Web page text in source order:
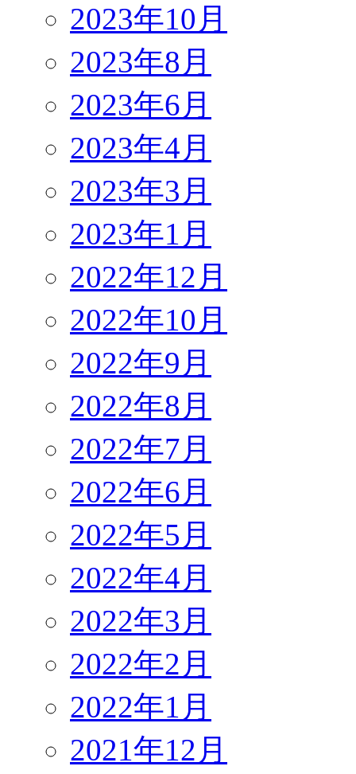
2023年10月
2023年8月
2023年6月
2023年4月
2023年3月
2023年1月
2022年12月
2022年10月
2022年9月
2022年8月
2022年7月
2022年6月
2022年5月
2022年4月
2022年3月
2022年2月
2022年1月
2021年12月